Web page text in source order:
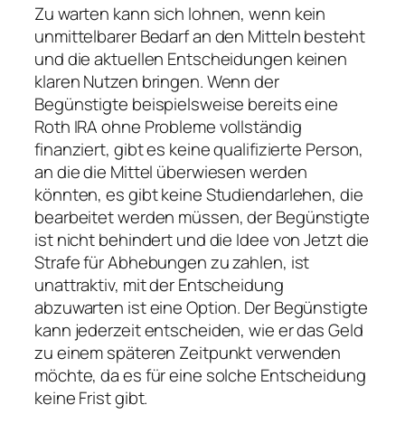
Zu warten kann sich lohnen, wenn kein
unmittelbarer Bedarf an den Mitteln besteht
und die aktuellen Entscheidungen keinen
klaren Nutzen bringen. Wenn der
Begünstigte beispielsweise bereits eine
Roth IRA ohne Probleme vollständig
finanziert, gibt es keine qualifizierte Person,
an die die Mittel überwiesen werden
könnten, es gibt keine Studiendarlehen, die
bearbeitet werden müssen, der Begünstigte
ist nicht behindert und die Idee von Jetzt die
Strafe für Abhebungen zu zahlen, ist
unattraktiv, mit der Entscheidung
abzuwarten ist eine Option. Der Begünstigte
kann jederzeit entscheiden, wie er das Geld
zu einem späteren Zeitpunkt verwenden
möchte, da es für eine solche Entscheidung
keine Frist gibt.